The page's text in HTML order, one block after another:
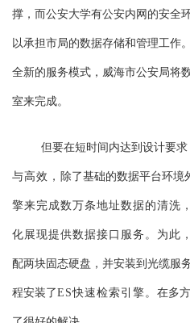
撑 ，而公安大学有公安内网的安全
以承担市局的数据存储和管理工作
全新的服务模式，威海市公安局将
室来完成。
但要在短时间内达到设计要求
与高效， 除了基础的数据平台环境
擎来完成数万条地址数据的清洗
化展现提供数据接口服务。为此，
配两块固态硬盘，并安装到光缆服
程安装了ES快速检索引擎。 在多